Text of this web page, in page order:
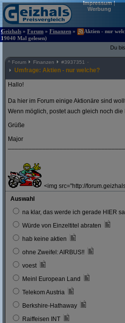
Impressum|
Werbung
Geizhals » Forum » Finanzen »
Aktien - nur
19040 Mal gelesen)
Du
^ Forum Finanzen #3937351
Umfrage: Aktien - nur welche?
Hallo!
Da hier im Forum einige Aktionäre sind
Wenn möglich, postet auch gleich noch die
Grüße
Major
<img src="http://
Auswahl
na klar, das werde ich gerade HIER
Würde von Einzeltitel abraten
hab keine aktien
ohne Zweifel: AIRBUS!!
voest
Meinl European Land
Telekom Austria
Berkshire-Hathaway
Raiffeisen INT